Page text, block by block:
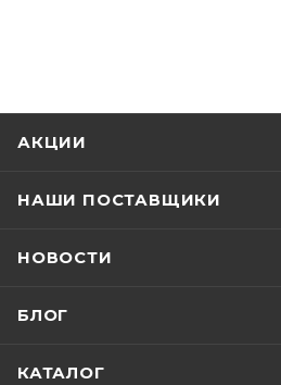
АКЦИИ
НАШИ ПОСТАВЩИКИ
НОВОСТИ
БЛОГ
КАТАЛОГ